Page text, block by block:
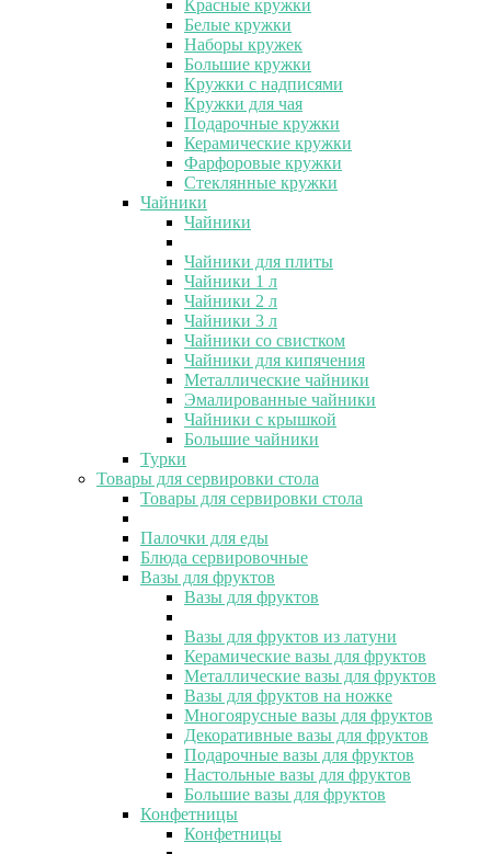
Красные кружки
Белые кружки
Наборы кружек
Большие кружки
Кружки с надписями
Кружки для чая
Подарочные кружки
Керамические кружки
Фарфоровые кружки
Стеклянные кружки
Чайники
Чайники
Чайники для плиты
Чайники 1 л
Чайники 2 л
Чайники 3 л
Чайники со свистком
Чайники для кипячения
Металлические чайники
Эмалированные чайники
Чайники с крышкой
Большие чайники
Турки
Товары для сервировки стола
Товары для сервировки стола
Палочки для еды
Блюда сервировочные
Вазы для фруктов
Вазы для фруктов
Вазы для фруктов из латуни
Керамические вазы для фруктов
Металлические вазы для фруктов
Вазы для фруктов на ножке
Многоярусные вазы для фруктов
Декоративные вазы для фруктов
Подарочные вазы для фруктов
Настольные вазы для фруктов
Большие вазы для фруктов
Конфетницы
Конфетницы